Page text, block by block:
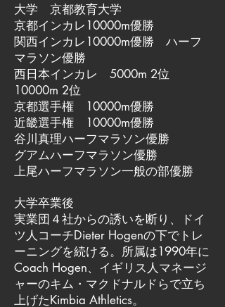
大学 京都教育大学
京都インカレ10000m優勝
関西インカレ10000m優勝 ハーフ
マラソン優勝
西日本インカレ 5000m 2位
10000m 2位
京都選手権 10000m優勝
近畿選手権 10000m優勝
谷川真理ハーフマラソン優勝
グアムハーフマラソン優勝
上尾ハーフマラソン一般の部優勝
大学卒業後
実業団４社からの誘いを断り、ドイ
ツ人コーチDieter Hogenの下でトレ
ーニングを続ける。所属は1990年に
Coach Hogen、イギリス人マネージ
ャーのキム・マクドナルドらで立ち
上げたKimbia Athletics。